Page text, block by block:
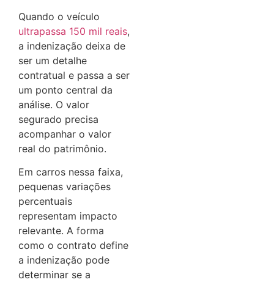
Quando o veículo
ultrapassa 150 mil reais,
a indenização deixa de
ser um detalhe
contratual e passa a ser
um ponto central da
análise. O valor
segurado precisa
acompanhar o valor
real do patrimônio.
Em carros nessa faixa,
pequenas variações
percentuais
representam impacto
relevante. A forma
como o contrato define
a indenização pode
determinar se a